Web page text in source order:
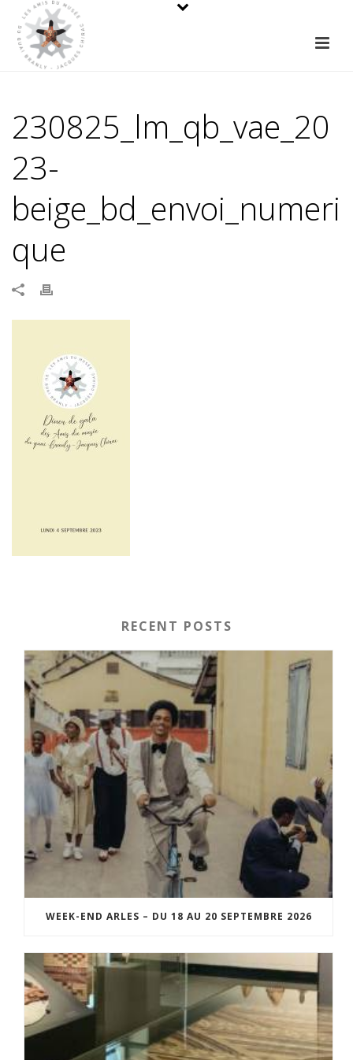
230825_lm_qb_vae_20
23-
beige_bd_envoi_numeri
que
RECENT POSTS
WEEK-END ARLES – DU 18 AU 20 SEPTEMBRE 2026